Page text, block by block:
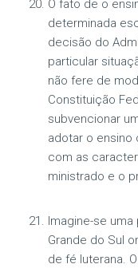
O fato de o
determinada
decisão do
particular
não fere de
Constituição
subvencionar
adotar o ensino
com as
ministrado e o
Imagine-se
Grande do Sul
de fé luterana.